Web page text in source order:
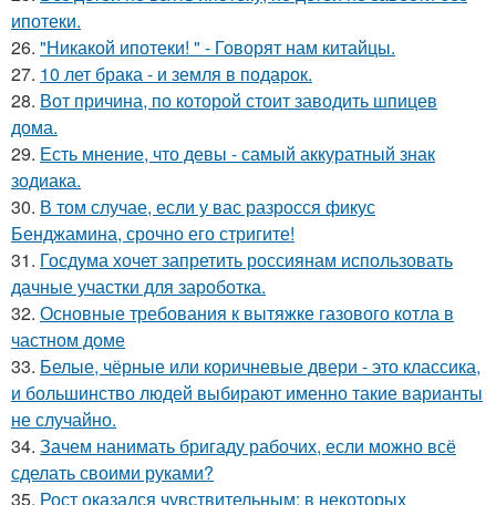
ипотеки.
26. "Никакой ипотеки! " - Говорят нам китайцы.
27. 10 лет брака - и земля в подарок.
28. Вот причина, по которой стоит заводить шпицев
дома.
29. Есть мнение, что девы - самый аккуратный знак
зодиака.
30. В том случае, если у вас разросся фикус
Бенджамина, срочно его стригите!
31. Госдума хочет запретить россиянам использовать
дачные участки для зароботка.
32. Основные требования к вытяжке газового котла в
частном доме
33. Белые, чёрные или коричневые двери - это классика,
и большинство людей выбирают именно такие варианты
не случайно.
34. Зачем нанимать бригаду рабочих, если можно всё
сделать своими руками?
35. Рост оказался чувствительным: в некоторых